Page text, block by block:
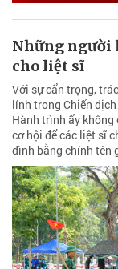
Những
cho liệt sĩ
Với sự cẩn trọng,
lính trong Chiến
Hành trình ấy không
cơ hội để các liệt sĩ
đình bằng chính tên